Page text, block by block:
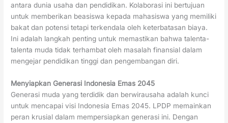
antara dunia usaha dan pendidikan. Kolaborasi ini bertujuan
untuk memberikan beasiswa kepada mahasiswa yang memiliki
bakat dan potensi tetapi terkendala oleh keterbatasan biaya.
Ini adalah langkah penting untuk memastikan bahwa talenta-
talenta muda tidak terhambat oleh masalah finansial dalam
mengejar pendidikan tinggi dan pengembangan diri.
Menyiapkan Generasi Indonesia Emas 2045
Generasi muda yang terdidik dan berwirausaha adalah kunci
untuk mencapai visi Indonesia Emas 2045. LPDP memainkan
peran krusial dalam mempersiapkan generasi ini. Dengan